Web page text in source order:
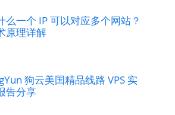
么一个 IP 可以对应多个网站？
原理详解
狗云美国精品线路 VPS 实
告分享